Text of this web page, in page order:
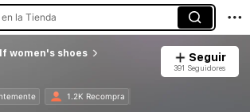
la Tienda
women's shoes Seguir
391 Seguidores
1.2K Recompra